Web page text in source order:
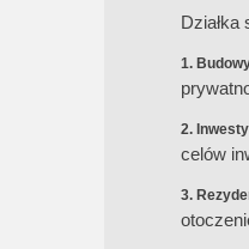
Działka
1.
2.
celów
3.